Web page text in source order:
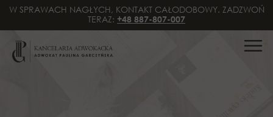
W SPRAWACH NAGŁYCH, KONTAKT CAŁODOBOWY. ZADZWOŃ
TERAZ: +48 887-807-007